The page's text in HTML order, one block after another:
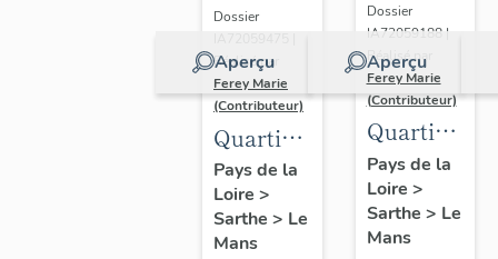
Aperçu
Dossier
Réalisé par
Ferey Marie
(Contributeur)
Quartier
de
Pontlieue
Pays de la
Loire >
Sarthe > Le
Mans
Aperçu
Dossier
IA72059188 |
Réalisé par
Ferey Marie
(Contributeur)
Quartier
du
Ronceray-
Glonnières
Pays de la
Loire >
Sarthe > Le
Mans